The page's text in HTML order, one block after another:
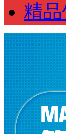
精品